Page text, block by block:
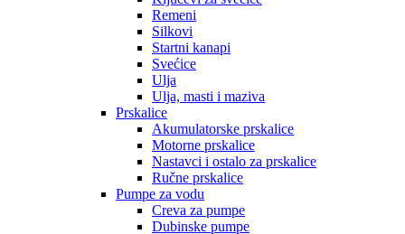
Remeni
Silkovi
Startni kanapi
Svećice
Ulja
Ulja, masti i maziva
Prskalice
Akumulatorske prskalice
Motorne prskalice
Nastavci i ostalo za prskalice
Ručne prskalice
Pumpe za vodu
Creva za pumpe
Dubinske pumpe